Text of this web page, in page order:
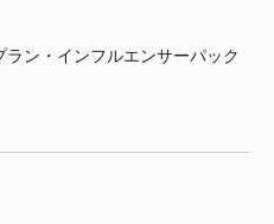
ン・インフルエンサーパック